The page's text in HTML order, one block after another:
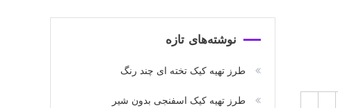
نوشته‌های تازه
طرز تهیه کیک تخته ای چند رنگ
طرز تهیه کیک اسفنجی بدون شیر